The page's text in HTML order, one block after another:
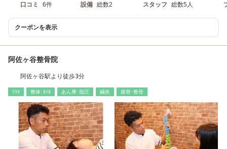
口コミ 6件 設備 総数2 スタッフ 総数5人
クーポンを表示
阿佐ヶ谷整骨院
阿佐ヶ谷駅より徒歩3分
ﾘﾗｸ 整体･ｶｲﾛ あん摩･指圧 鍼灸 接骨･整骨